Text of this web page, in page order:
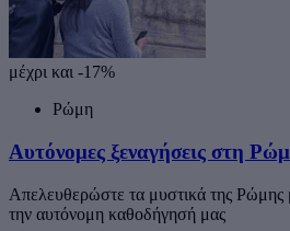
μέχρι και -17%
Ρώμη
Αυτόνομες ξεναγήσεις στη
Απελευθερώστε τα μυστικά της Ρώμης
την αυτόνομη καθοδήγησή μας